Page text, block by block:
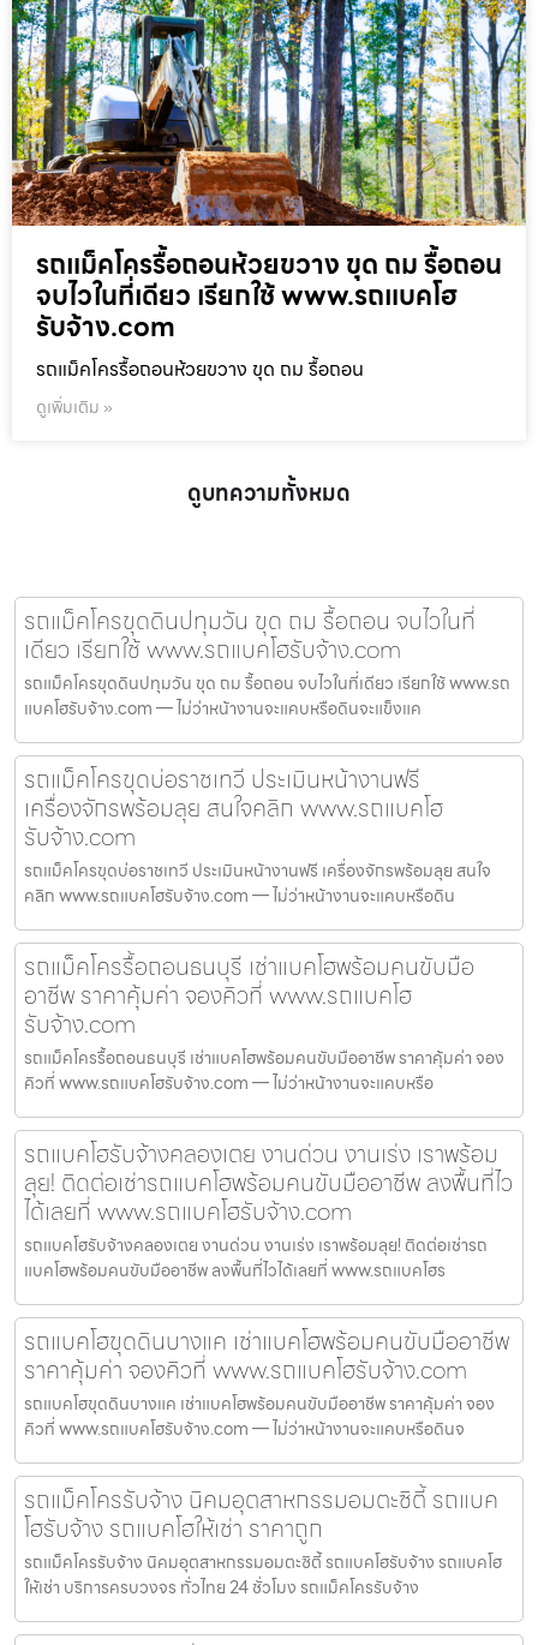
รถแม็คโครรื้อถอนห้วยขวาง ขุด ถม รื้อถอน
จบไวในที่เดียว เรียกใช้ www.รถแบคโฮ
รับจ้าง.com
รถแม็คโครรื้อถอนห้วยขวาง ขุด ถม รื้อถอน
ดูเพิ่มเติม »
ดูบทความทั้งหมด
รถแม็คโครขุดดินปทุมวัน ขุด ถม รื้อถอน จบไวในที่
เดียว เรียกใช้ www.รถแบคโฮรับจ้าง.com
รถแม็คโครขุดดินปทุมวัน ขุด ถม รื้อถอน จบไวในที่เดียว เรียกใช้ www.รถ
แบคโฮรับจ้าง.com — ไม่ว่าหน้างานจะแคบหรือดินจะแข็งแค
รถแม็คโครขุดบ่อราชเทวี ประเมินหน้างานฟรี
เครื่องจักรพร้อมลุย สนใจคลิก www.รถแบคโฮ
รับจ้าง.com
รถแม็คโครขุดบ่อราชเทวี ประเมินหน้างานฟรี เครื่องจักรพร้อมลุย สนใจ
คลิก www.รถแบคโฮรับจ้าง.com — ไม่ว่าหน้างานจะแคบหรือดิน
รถแม็คโครรื้อถอนธนบุรี เช่าแบคโฮพร้อมคนขับมือ
อาชีพ ราคาคุ้มค่า จองคิวที่ www.รถแบคโฮ
รับจ้าง.com
รถแม็คโครรื้อถอนธนบุรี เช่าแบคโฮพร้อมคนขับมืออาชีพ ราคาคุ้มค่า จอง
คิวที่ www.รถแบคโฮรับจ้าง.com — ไม่ว่าหน้างานจะแคบหรือ
รถแบคโฮรับจ้างคลองเตย งานด่วน งานเร่ง เราพร้อม
ลุย! ติดต่อเช่ารถแบคโฮพร้อมคนขับมืออาชีพ ลงพื้นที่ไว
ได้เลยที่ www.รถแบคโฮรับจ้าง.com
รถแบคโฮรับจ้างคลองเตย งานด่วน งานเร่ง เราพร้อมลุย! ติดต่อเช่ารถ
แบคโฮพร้อมคนขับมืออาชีพ ลงพื้นที่ไวได้เลยที่ www.รถแบคโฮร
รถแบคโฮขุดดินบางแค เช่าแบคโฮพร้อมคนขับมืออาชีพ
ราคาคุ้มค่า จองคิวที่ www.รถแบคโฮรับจ้าง.com
รถแบคโฮขุดดินบางแค เช่าแบคโฮพร้อมคนขับมืออาชีพ ราคาคุ้มค่า จอง
คิวที่ www.รถแบคโฮรับจ้าง.com — ไม่ว่าหน้างานจะแคบหรือดินจ
รถแม็คโครรับจ้าง นิคมอุตสาหกรรมอมตะซิตี้ รถแบค
โฮรับจ้าง รถแบคโฮให้เช่า ราคาถูก
รถแม็คโครรับจ้าง นิคมอุตสาหกรรมอมตะซิตี้ รถแบคโฮรับจ้าง รถแบคโฮ
ให้เช่า บริการครบวงจร ทั่วไทย 24 ชั่วโมง รถแม็คโครรับจ้าง